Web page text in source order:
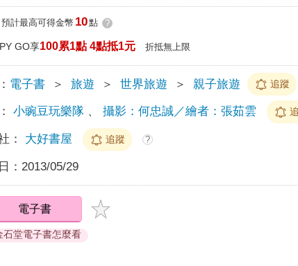
預計最高可得金幣 10點 ?
GO享100累1點 4點抵1元 折抵無上限
電子書 ＞ 旅遊 ＞ 世界旅遊 ＞ 親子旅遊 追蹤
小豌豆玩樂隊 、攝影：何忠誠／繪者：張茹雲
： 大好書屋 追蹤 ?
：2013/05/29
電子書
堂電子書怎麼看